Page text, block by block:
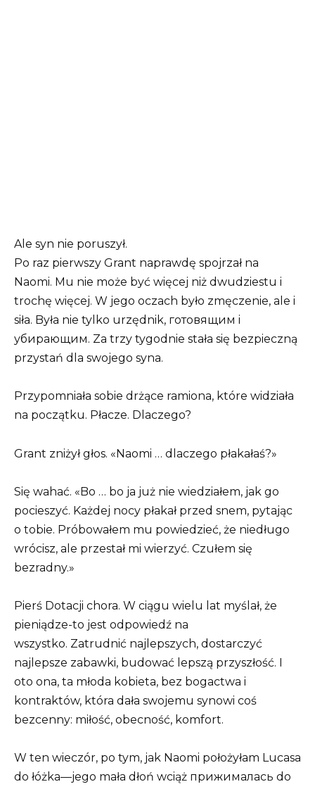
Ale syn nie poruszył.
Po raz pierwszy Grant naprawdę spojrzał na
Naomi. Mu nie może być więcej niż dwudziestu i
trochę więcej. W jego oczach było zmęczenie, ale i
siła. Była nie tylko urzędnik, готовящим i
убирающим. Za trzy tygodnie stała się bezpieczną
przystań dla swojego syna.
Przypomniała sobie drżące ramiona, które widziała
na początku. Płacze. Dlaczego?
Grant zniżył głos. «Naomi … dlaczego płakałaś?»
Się wahać. «Bo … bo ja już nie wiedziałem, jak go
pocieszyć. Każdej nocy płakał przed snem, pytając
o tobie. Próbowałem mu powiedzieć, że niedługo
wrócisz, ale przestał mi wierzyć. Czułem się
bezradny.»
Pierś Dotacji chora. W ciągu wielu lat myślał, że
pieniądze-to jest odpowiedź na
wszystko. Zatrudnić najlepszych, dostarczyć
najlepsze zabawki, budować lepszą przyszłość. I
oto ona, ta młoda kobieta, bez bogactwa i
kontraktów, która dała swojemu synowi coś
bezcenny: miłość, obecność, komfort.
W ten wieczór, po tym, jak Naomi położyłam Lucasa
do łóżka—jego mała dłoń wciąż прижималась do